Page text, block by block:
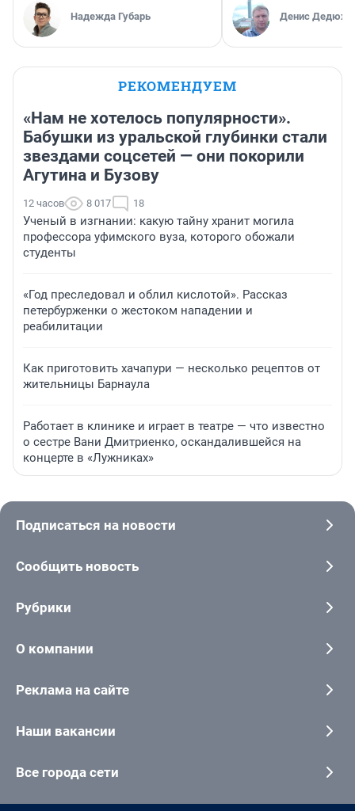
Надежда Губарь Денис
РЕКОМЕНДУЕМ
«Нам не хотелось популярности».
Бабушки из уральской глубинки стали
звездами соцсетей — они покорили
Агутина и Бузову
12 часов 8 017 18
Ученый в изгнании: какую тайну хранит могила
профессора уфимского вуза, которого обожали
студенты
«Год преследовал и облил кислотой». Рассказ
петербурженки о жестоком нападении и
реабилитации
Как приготовить хачапури — несколько рецептов от
жительницы Барнаула
Работает в клинике и играет в театре — что известно
о сестре Вани Дмитриенко, оскандалившейся на
концерте в «Лужниках»
Подписаться на новости
Сообщить новость
Рубрики
О компании
Реклама на сайте
Наши вакансии
Все города сети